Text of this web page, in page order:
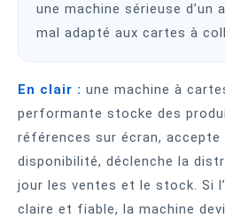
une machine sérieuse d’un
mal adapté aux cartes à
En clair : une machine à
performante stocke des
références sur écran,
disponibilité, déclenche la
jour les ventes et le stock. Si
claire et fiable, la machine